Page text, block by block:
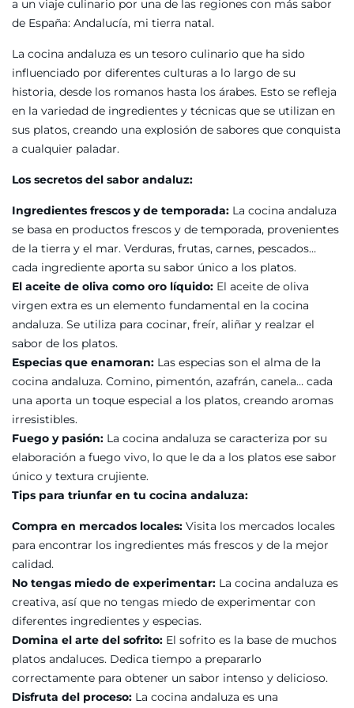
a un viaje culinario por una de las regiones con más sabor
de España: Andalucía, mi tierra natal.
La cocina andaluza es un tesoro culinario que ha sido
influenciado por diferentes culturas a lo largo de su
historia, desde los romanos hasta los árabes. Esto se refleja
en la variedad de ingredientes y técnicas que se utilizan en
sus platos, creando una explosión de sabores que conquista
a cualquier paladar.
Los secretos del sabor andaluz:
Ingredientes frescos y de temporada: La cocina andaluza
se basa en productos frescos y de temporada, provenientes
de la tierra y el mar. Verduras, frutas, carnes, pescados…
cada ingrediente aporta su sabor único a los platos.
El aceite de oliva como oro líquido: El aceite de oliva
virgen extra es un elemento fundamental en la cocina
andaluza. Se utiliza para cocinar, freír, aliñar y realzar el
sabor de los platos.
Especias que enamoran: Las especias son el alma de la
cocina andaluza. Comino, pimentón, azafrán, canela… cada
una aporta un toque especial a los platos, creando aromas
irresistibles.
Fuego y pasión: La cocina andaluza se caracteriza por su
elaboración a fuego vivo, lo que le da a los platos ese sabor
único y textura crujiente.
Tips para triunfar en tu cocina andaluza:
Compra en mercados locales: Visita los mercados locales
para encontrar los ingredientes más frescos y de la mejor
calidad.
No tengas miedo de experimentar: La cocina andaluza es
creativa, así que no tengas miedo de experimentar con
diferentes ingredientes y especias.
Domina el arte del sofrito: El sofrito es la base de muchos
platos andaluces. Dedica tiempo a prepararlo
correctamente para obtener un sabor intenso y delicioso.
Disfruta del proceso: La cocina andaluza es una